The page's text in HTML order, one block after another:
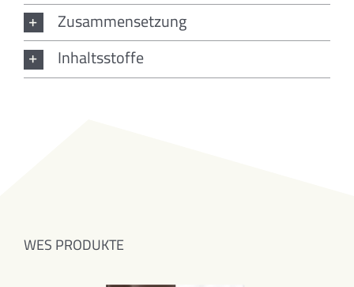
Zusammensetzung
Inhaltsstoffe
WES PRODUKTE